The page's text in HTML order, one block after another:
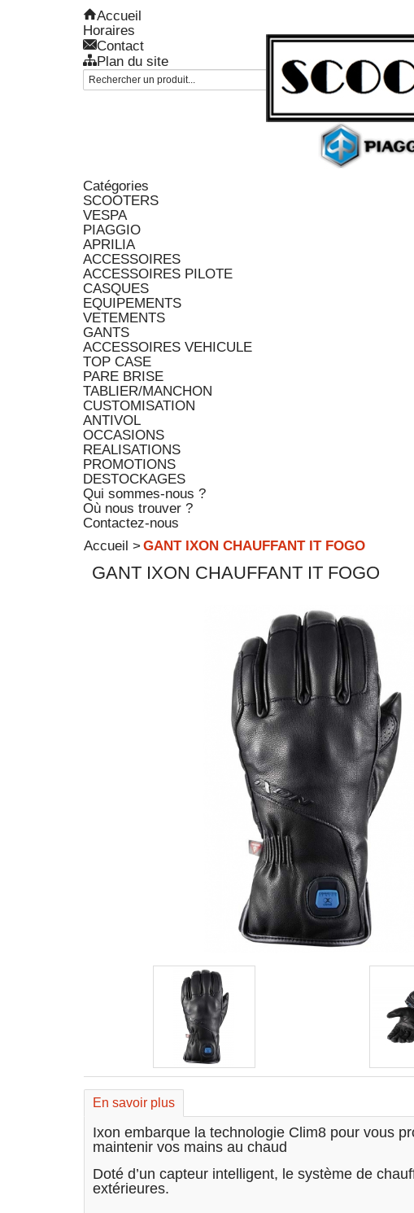
Accueil
Horaires
Contact
Plan du site
Catégories
SCOOTERS
VESPA
PIAGGIO
APRILIA
ACCESSOIRES
ACCESSOIRES PILOTE
CASQUES
EQUIPEMENTS
VETEMENTS
GANTS
ACCESSOIRES VEHICULE
TOP CASE
PARE BRISE
TABLIER/MANCHON
CUSTOMISATION
ANTIVOL
OCCASIONS
REALISATIONS
PROMOTIONS
DESTOCKAGES
Qui sommes-nous ?
Où nous trouver ?
Contactez-nous
Accueil > GANT IXON CHAUFFANT IT FOGO
GANT IXON CHAUFFANT IT FOGO
En savoir plus
Ixon embarque la technologie Clim8 pour vous
maintenir vos mains au chaud
Doté d’un capteur intelligent, le système de
extérieures.